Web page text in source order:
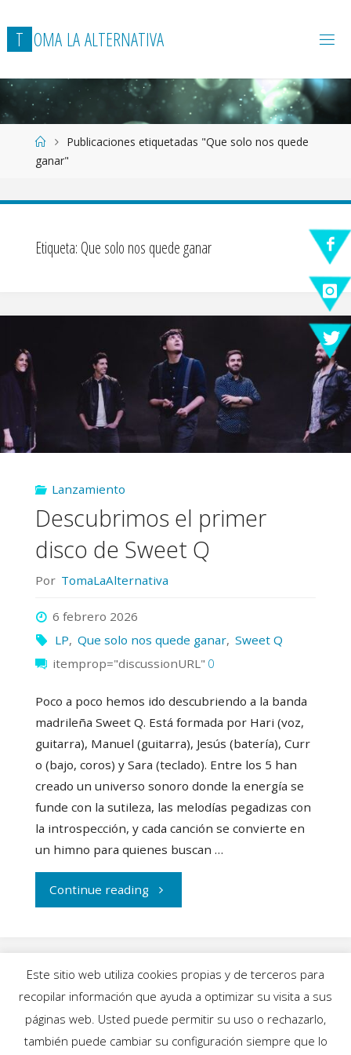
T OMA LAALTERNATIVA
Página
de
Publicaciones etiquetadas "Que solo nos quede
ganar"
Etiqueta: Que solo nos quede ganar
Lanzamiento
Descubrimos el primer
disco de Sweet Q
Por TomaLaAlternativa
6 febrero 2026
LP, Que solo nos quede ganar, Sweet Q
itemprop="discussionURL" 0
Poco a poco hemos ido descubriendo a la banda
madrileña Sweet Q. Está formada por Hari (voz,
guitarra), Manuel (guitarra), Jesús (batería), Curr
o (bajo, coros) y Sara (teclado). Entre los 5 han
creado un universo sonoro donde la energía se
funde con la sutileza, las melodías pegadizas con
la introspección, y cada canción se convierte en
un himno para quienes buscan …
Continue reading"Descubrimos
disco
Este sitio web utiliza cookies propias y de terceros para
recopilar información que ayuda a optimizar su visita a sus
páginas web. Usted puede permitir su uso o rechazarlo,
también puede cambiar su configuración siempre que lo